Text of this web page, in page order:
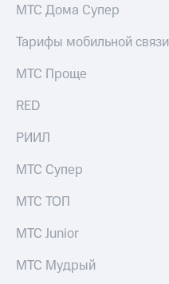
МТС Дома Супер
Тарифы мобильной связи
МТС Проще
RED
РИИЛ
МТС Супер
МТС ТОП
МТС Junior
МТС Мудрый